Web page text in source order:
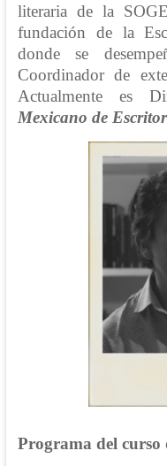
literaria de la
fundación de la
donde se
Coordinador de
Actualmente es
Mexicano de
Programa del curso